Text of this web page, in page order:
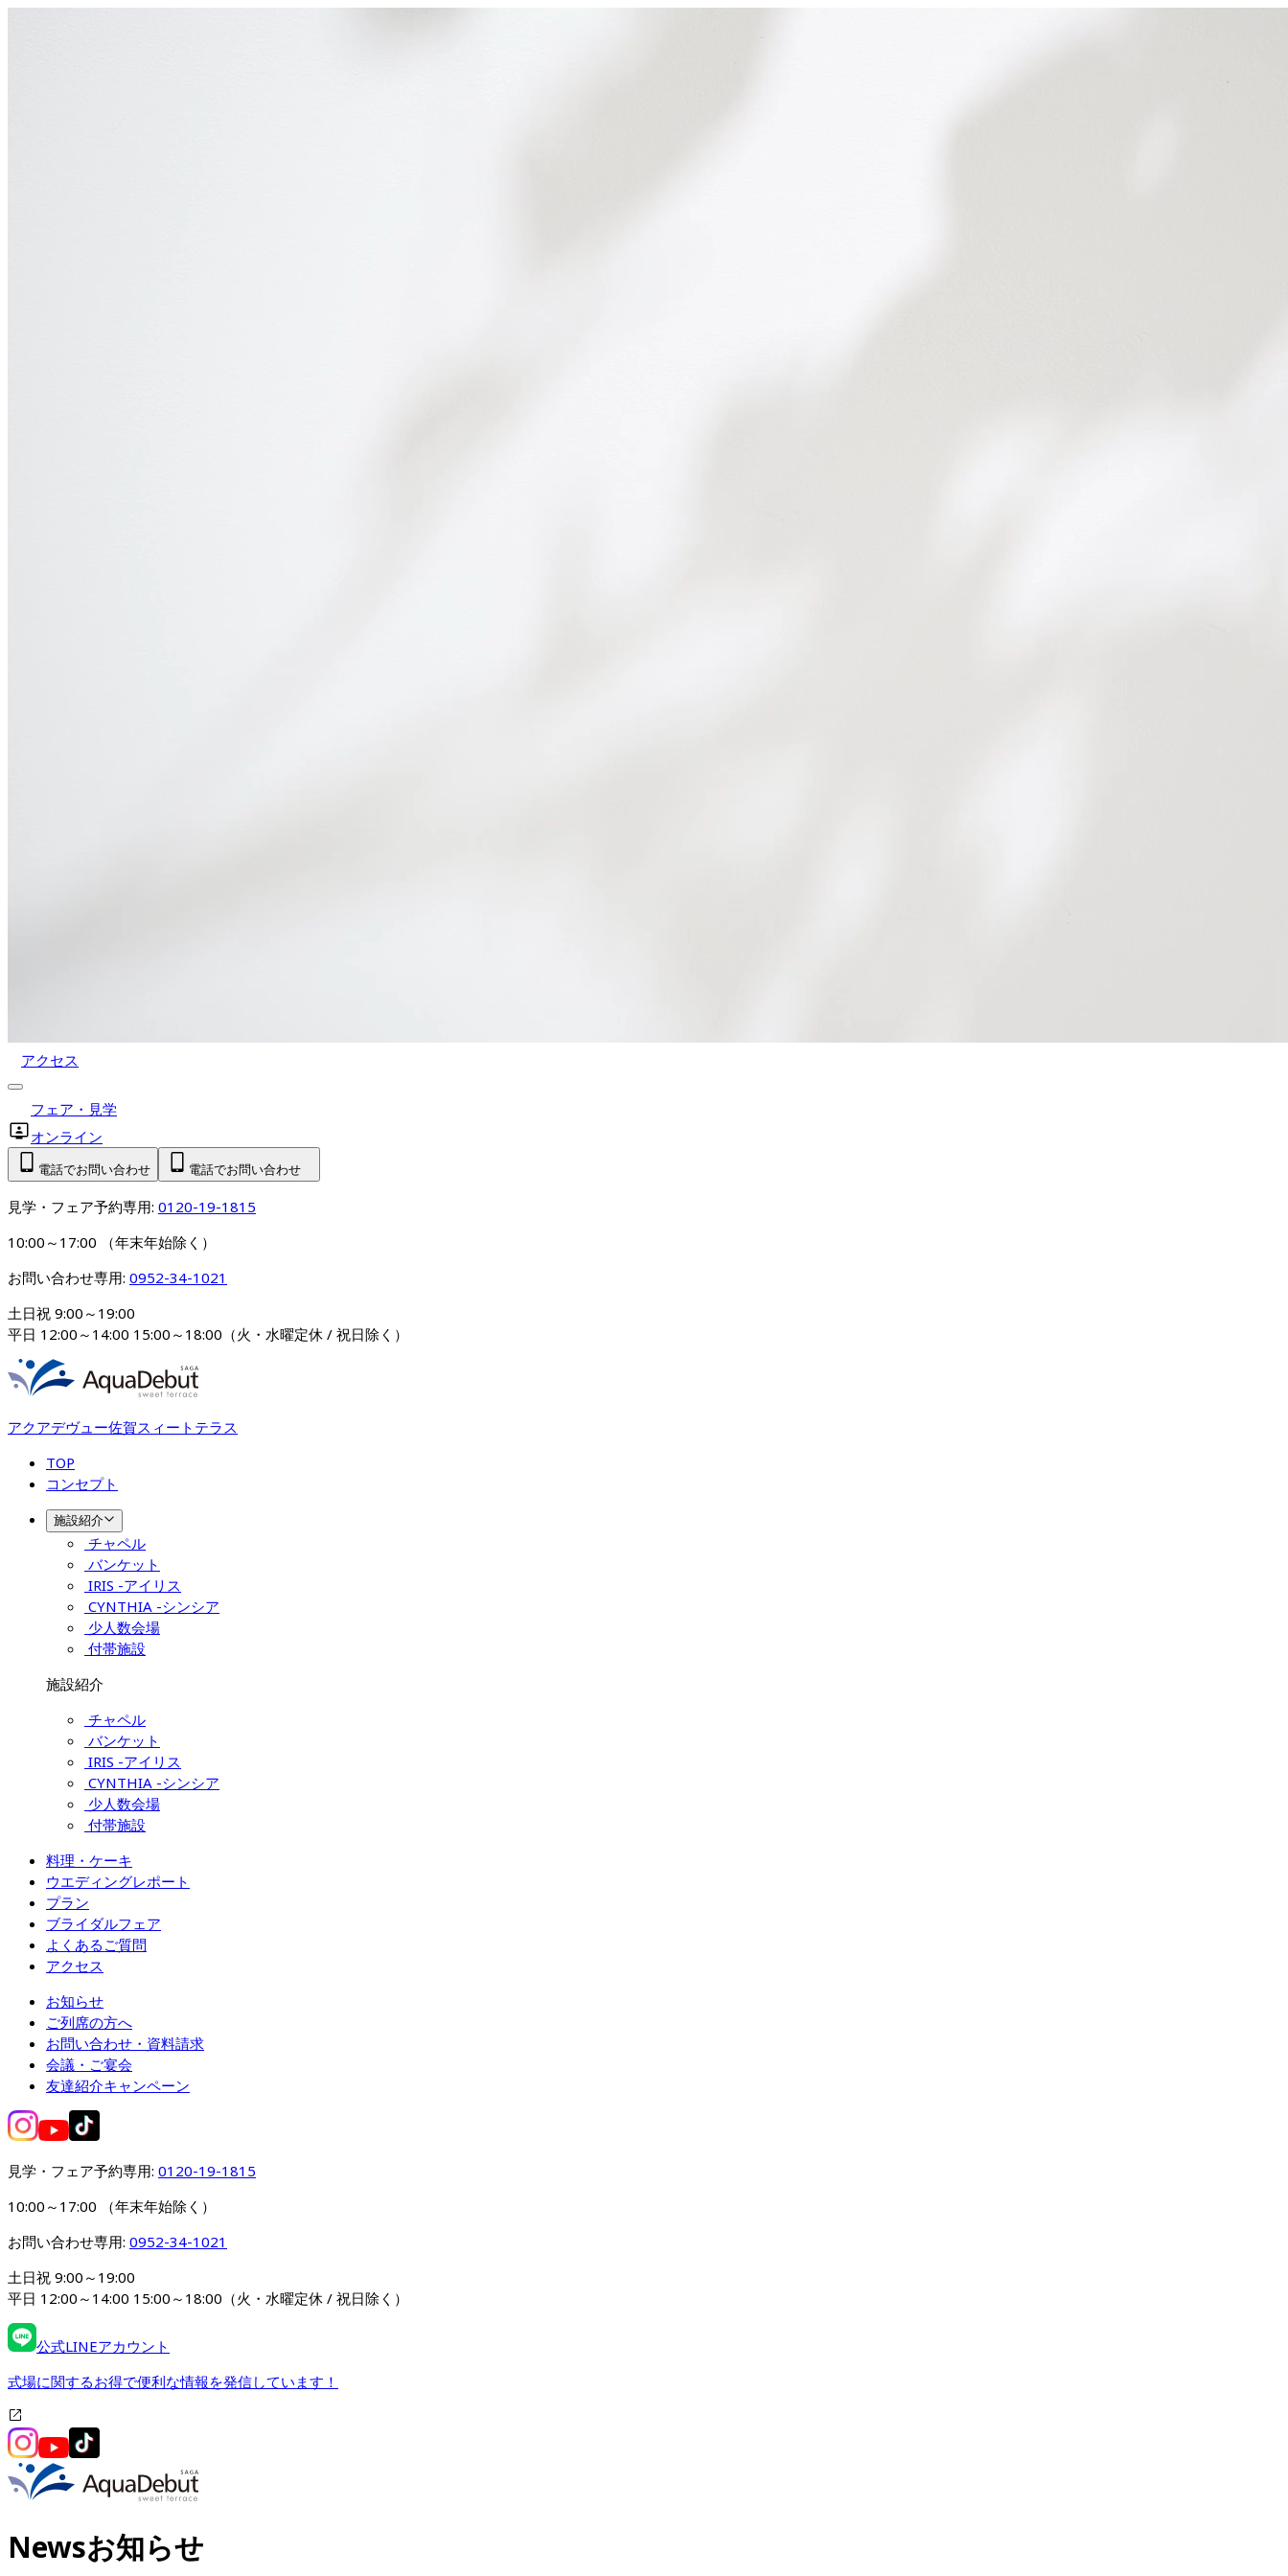
アクセス
フェア・見学
オンライン
電話でお問い合わせ 電話でお問い合わせ
見学・フェア予約専用: 0120-19-1815
10:00～17:00 （年末年始除く）
お問い合わせ専用: 0952-34-1021
土日祝 9:00～19:00
平日 12:00～14:00 15:00～18:00（火・水曜定休 / 祝日除く）
アクアデヴュー佐賀スィートテラス
TOP
コンセプト
施設紹介
チャペル
バンケット
IRIS -アイリス
CYNTHIA -シンシア
少人数会場
付帯施設
施設紹介
チャペル
バンケット
IRIS -アイリス
CYNTHIA -シンシア
少人数会場
付帯施設
料理・ケーキ
ウエディングレポート
プラン
ブライダルフェア
よくあるご質問
アクセス
お知らせ
ご列席の方へ
お問い合わせ・資料請求
会議・ご宴会
友達紹介キャンペーン
見学・フェア予約専用: 0120-19-1815
10:00～17:00 （年末年始除く）
お問い合わせ専用: 0952-34-1021
土日祝 9:00～19:00
平日 12:00～14:00 15:00～18:00（火・水曜定休 / 祝日除く）
公式LINEアカウント
式場に関するお得で便利な情報を発信しています！
Newsお知らせ